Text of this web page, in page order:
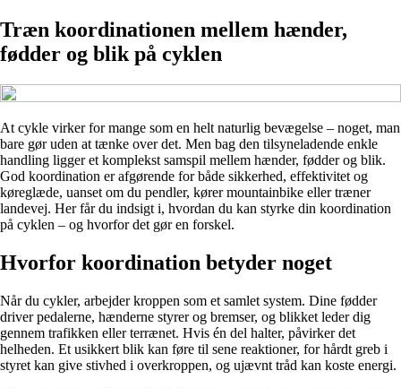
Træn koordinationen mellem hænder,
fødder og blik på cyklen
At cykle virker for mange som en helt naturlig bevægelse – noget, man
bare gør uden at tænke over det. Men bag den tilsyneladende enkle
handling ligger et komplekst samspil mellem hænder, fødder og blik.
God koordination er afgørende for både sikkerhed, effektivitet og
køreglæde, uanset om du pendler, kører mountainbike eller træner
landevej. Her får du indsigt i, hvordan du kan styrke din koordination
på cyklen – og hvorfor det gør en forskel.
Hvorfor koordination betyder noget
Når du cykler, arbejder kroppen som et samlet system. Dine fødder
driver pedalerne, hænderne styrer og bremser, og blikket leder dig
gennem trafikken eller terrænet. Hvis én del halter, påvirker det
helheden. Et usikkert blik kan føre til sene reaktioner, for hårdt greb i
styret kan give stivhed i overkroppen, og ujævnt tråd kan koste energi.